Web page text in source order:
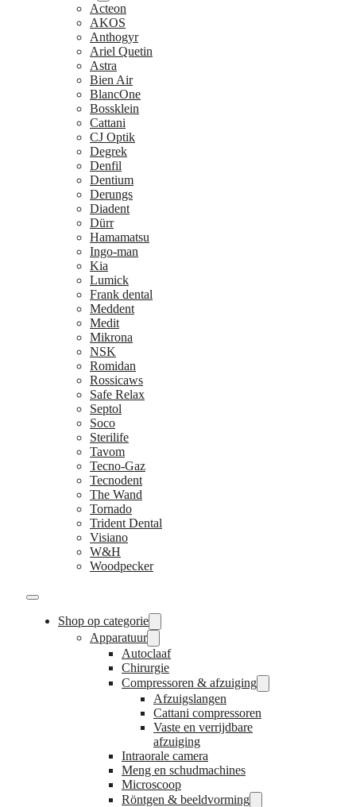
Acteon
AKOS
Anthogyr
Ariel Quetin
Astra
Bien Air
BlancOne
Bossklein
Cattani
CJ Optik
Degrek
Denfil
Dentium
Derungs
Diadent
Dürr
Hamamatsu
Ingo-man
Kia
Lumick
Frank dental
Meddent
Medit
Mikrona
NSK
Romidan
Rossicaws
Safe Relax
Septol
Soco
Sterilife
Tavom
Tecno-Gaz
Tecnodent
The Wand
Tornado
Trident Dental
Visiano
W&H
Woodpecker
Shop op categorie
Apparatuur
Autoclaaf
Chirurgie
Compressoren & afzuiging
Afzuigslangen
Cattani compressoren
Vaste en verrijdbare
afzuiging
Intraorale camera
Meng en schudmachines
Microscoop
Röntgen & beeldvorming